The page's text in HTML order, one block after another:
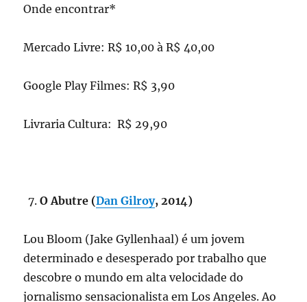
Onde encontrar*
Mercado Livre: R$ 10,00 à R$ 40,00
Google Play Filmes: R$ 3,90
Livraria Cultura: R$ 29,90
O Abutre (Dan Gilroy, 2014)
Lou Bloom (Jake Gyllenhaal) é um jovem
determinado e desesperado por trabalho que
descobre o mundo em alta velocidade do
jornalismo sensacionalista em Los Angeles. Ao